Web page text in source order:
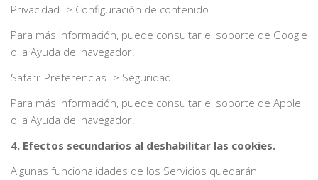
Privacidad -> Configuración de contenido.
Para más información, puede consultar el soporte de Google
o la Ayuda del navegador.
Safari: Preferencias -> Seguridad.
Para más información, puede consultar el soporte de Apple
o la Ayuda del navegador.
4. Efectos secundarios al deshabilitar las cookies.
Algunas funcionalidades de los Servicios quedarán